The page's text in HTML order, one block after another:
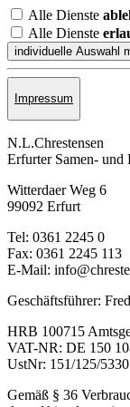
Alle Dienste
Alle Dienste
Impressum
N.L.Chrestensen
Erfurter Samen- und
Witterdaer Weg 6
99092 Erfurt
Tel: 0361 2245 0
Fax: 0361 2245 113
E-Mail:
Geschäftsführer:
HRB 100715
VAT-NR: DE 150
UstNr: 151/125/
Gemäß § 36